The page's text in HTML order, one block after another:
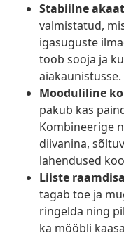
Stabiilne
valmistatud,
igasuguste
toob sooja ja
aiakaunistusse.
Mooduliline
pakub kas
Kombineerige
diivanina,
lahendused
Liiste
tagab toe ja
ringelda ning
ka mööbli